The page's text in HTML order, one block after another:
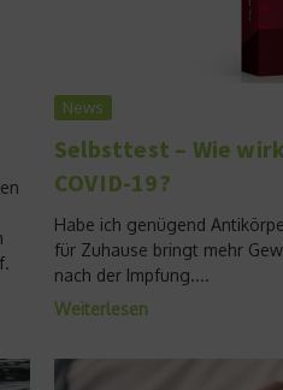
News
Selbsttest – Wie
COVID-19?
Habe ich genügend
für Zuhause bringt mehr
nach der Impfung....
Weiterlesen